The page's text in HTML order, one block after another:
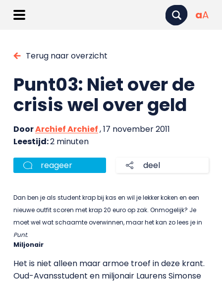
aA
Terug naar overzicht
Punt03: Niet over de
crisis wel over geld
DoorArchief Archief, 17 november 2011
Leestijd:2 minuten
reageer deel
Dan ben je als student krap bij kas en wil je lekker koken en een
nieuwe outfit scoren met krap 20 euro op zak. Onmogelijk? Je
moet wel wat schaamte overwinnen, maar het kan zo lees je in
Punt.
Miljonair
Het is niet alleen maar armoe troef in deze krant.
Oud-Avansstudent en miljonair Laurens Simonse